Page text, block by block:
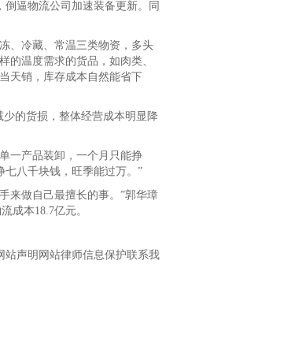
逼物流公司加速装备更新。同
、冷藏、常温三类物资，多头
的温度需求的货品，如肉类、
天销，库存成本自然能省下
的货损，整体经营成本明显降
一产品装卸，一个月只能挣
八千块钱，旺季能过万。”
做自己最擅长的事。”郭华璋
成本18.7亿元。
声明网站律师信息保护联系我